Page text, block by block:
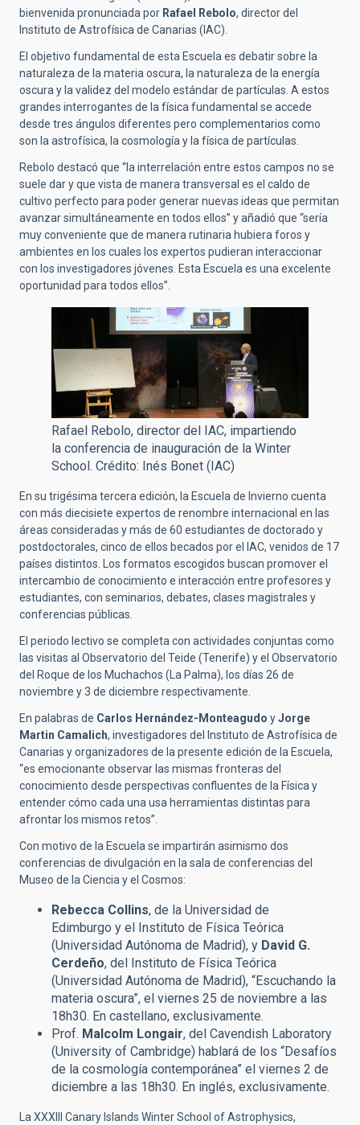
bienvenida pronunciada por Rafael Rebolo, director del
Instituto de Astrofísica de Canarias (IAC).
El objetivo fundamental de esta Escuela es debatir sobre la
naturaleza de la materia oscura, la naturaleza de la energía
oscura y la validez del modelo estándar de partículas. A estos
grandes interrogantes de la física fundamental se accede
desde tres ángulos diferentes pero complementarios como
son la astrofísica, la cosmología y la física de partículas.
Rebolo destacó que “la interrelación entre estos campos no se
suele dar y que vista de manera transversal es el caldo de
cultivo perfecto para poder generar nuevas ideas que permitan
avanzar simultáneamente en todos ellos” y añadió que “sería
muy conveniente que de manera rutinaria hubiera foros y
ambientes en los cuales los expertos pudieran interaccionar
con los investigadores jóvenes. Esta Escuela es una excelente
oportunidad para todos ellos”.
Rafael Rebolo, director del IAC, impartiendo
la conferencia de inauguración de la Winter
School. Crédito: Inés Bonet (IAC)
En su trigésima tercera edición, la Escuela de Invierno cuenta
con más diecisiete expertos de renombre internacional en las
áreas consideradas y más de 60 estudiantes de doctorado y
postdoctorales, cinco de ellos becados por el IAC, venidos de 17
países distintos. Los formatos escogidos buscan promover el
intercambio de conocimiento e interacción entre profesores y
estudiantes, con seminarios, debates, clases magistrales y
conferencias públicas.
El periodo lectivo se completa con actividades conjuntas como
las visitas al Observatorio del Teide (Tenerife) y el Observatorio
del Roque de los Muchachos (La Palma), los días 26 de
noviembre y 3 de diciembre respectivamente.
En palabras de Carlos Hernández-Monteagudo yJorge
Martin Camalich, investigadores del Instituto de Astrofísica de
Canarias y organizadores de la presente edición de la Escuela,
“es emocionante observar las mismas fronteras del
conocimiento desde perspectivas confluentes de la Física y
entender cómo cada una usa herramientas distintas para
afrontar los mismos retos”.
Con motivo de la Escuela se impartirán asimismo dos
conferencias de divulgación en la sala de conferencias del
Museo de la Ciencia y el Cosmos:
Rebecca Collins, de la Universidad de
Edimburgo y el Instituto de Física Teórica
(Universidad Autónoma de Madrid), y David G.
Cerdeño, del Instituto de Física Teórica
(Universidad Autónoma de Madrid), “Escuchando la
materia oscura”, el viernes 25 de noviembre a las
18h30. En castellano, exclusivamente.
Prof. Malcolm Longair, del Cavendish Laboratory
(University of Cambridge) hablará de los “Desafíos
de la cosmología contemporánea” el viernes 2 de
diciembre a las 18h30. En inglés, exclusivamente.
La XXXIII Canary Islands Winter School of Astrophysics,